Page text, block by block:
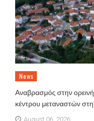
News
Αναβρασμός στην
κέντρου μεταναστών
August 06, 2026